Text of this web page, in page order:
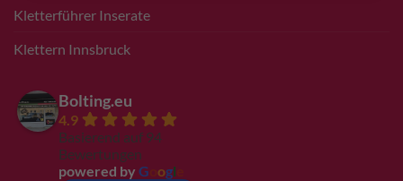
Kletterführer Inserate
Klettern Innsbruck
Bolting.eu
4.9
Basierend auf 94
Bewertungen
powered by G ogl